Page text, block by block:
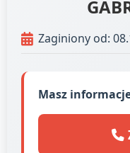
Zaginiony od:
Masz